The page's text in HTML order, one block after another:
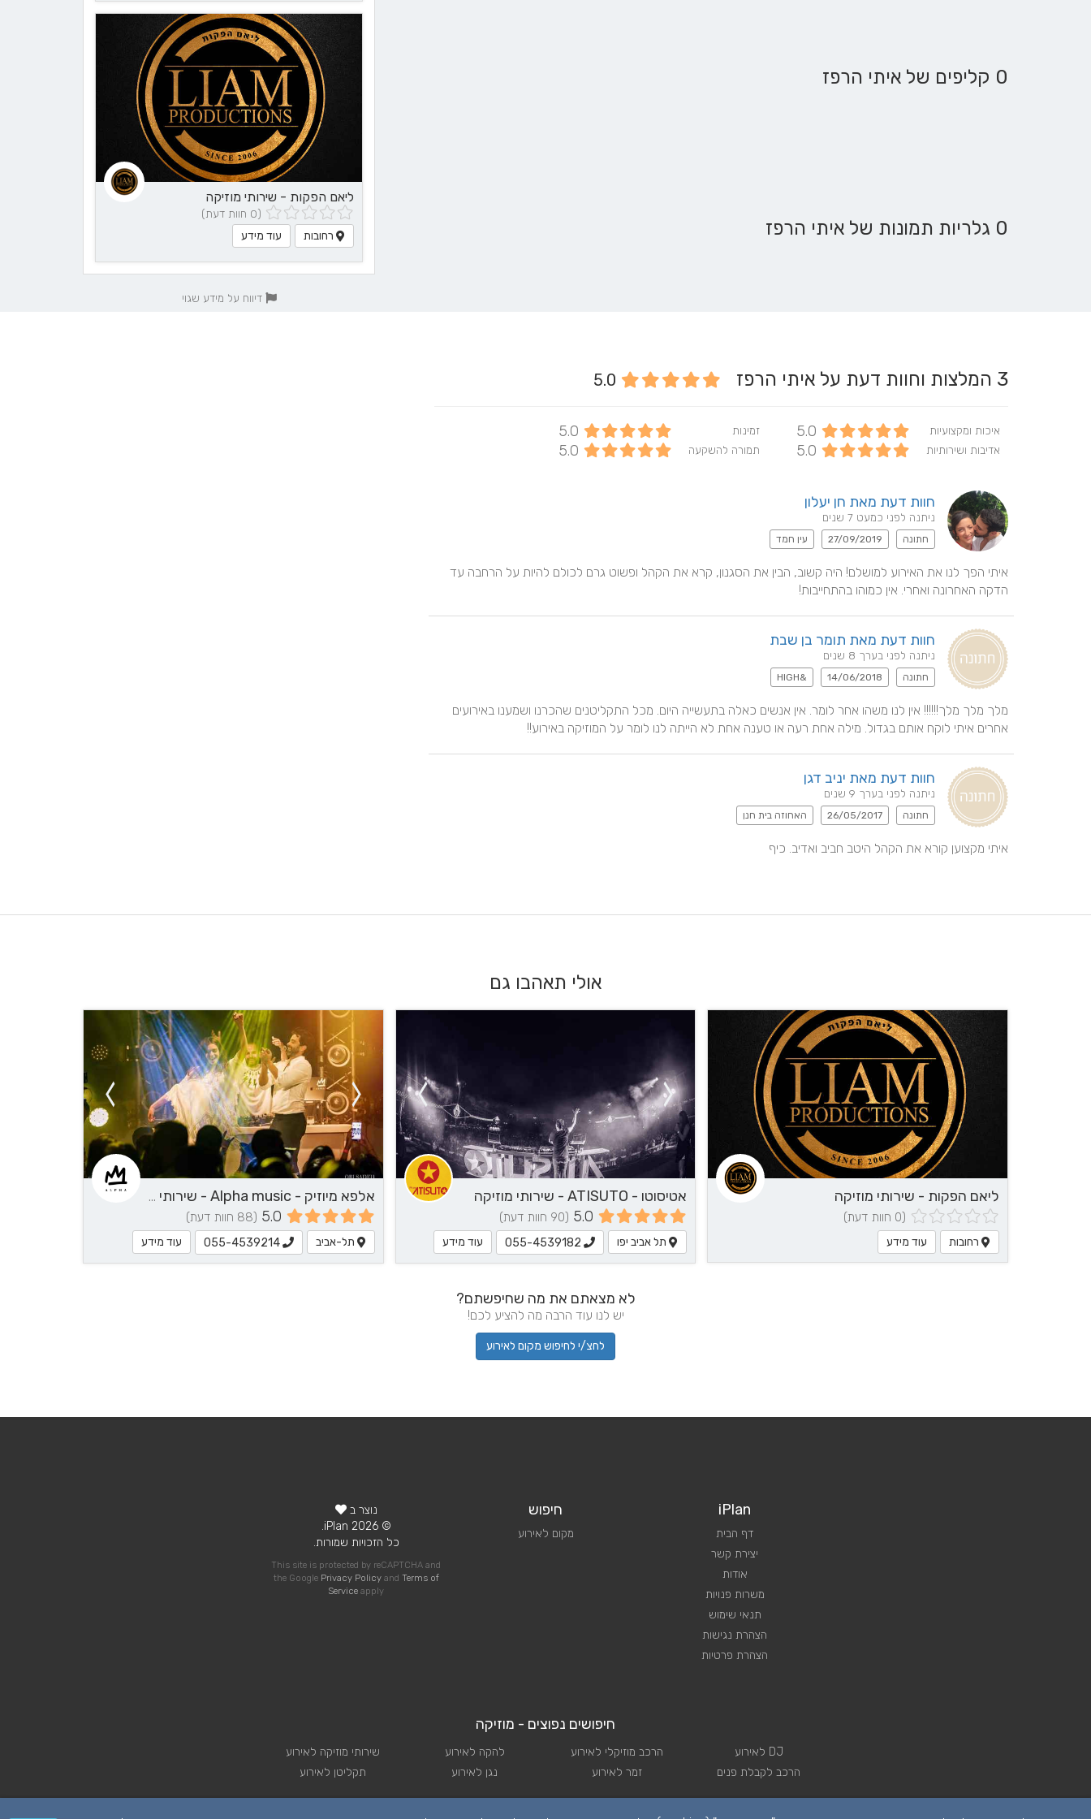
ליאם הפקות - שירותי מוזיקה
(0 חוות דעת)
רחובות עוד מידע
דיווח על מידע שגוי
0 קליפים של איתי הרפז
0 גלריות תמונות של איתי הרפז
3 המלצות וחוות דעת על איתי הרפז 5.0
איכות ומקצועיות 5.0 זמינות 5.0
אדיבות ושירותיות 5.0 תמורה להשקעה 5.0
חוות דעת מאת חן יעלון
ניתנה לפני כמעט 7 שנים
חתונה 27/09/2019 עין חמד
הדקה האחרונה ואחרי. אין כמוהו בהתחייבות!
חוות דעת מאת תומר בן שבת
ניתנה לפני בערך 8 שנים
חתונה 14/06/2018
&HIGH
אחרים איתי לוקח אותם בגדול. מילה אחת רעה או טענה אחת לא הייתה לנו לומר על המוזיקה באירוע!!
חוות דעת מאת יניב דגן
ניתנה לפני בערך 9 שנים
חתונה 26/05/2017 האחוזה בית חנן
איתי מקצוען קורא את הקהל היטב חביב ואדיב. כיף
אולי תאהבו גם
ליאם הפקות - שירותי מוזיקה
(0 חוות דעת)
רחובות עוד מידע
אטיסוטו - ATISUTO - שירותי מוזיקה
5.0 (90 חוות דעת)
תל אביב יפו 055-4539182 עוד מידע
אלפא מיוזיק - Alpha music - שירותי מוזיקה
5.0 (88 חוות דעת)
תל-אביב 055-4539214 עוד מידע
לא מצאתם את מה שחיפשתם?
יש לנו עוד הרבה מה להציע לכם!
לחצ/י לחיפוש מקום לאירוע
iPlan
דף הבית
יצירת קשר
אודות
משרות פנויות
תנאי שימוש
הצהרת נגישות
הצהרת פרטיות
חיפוש
מקום לאירוע
נוצר ב
© 2026 iPlan.
כל הזכויות שמורות.
This site is protected by reCAPTCHA and
the Google Privacy Policyand Terms of
Service apply
חיפושים נפוצים - מוזיקה
DJ לאירוע
הרכב לקבלת פנים
הרכב מוזיקלי לאירוע
זמר לאירוע
להקה לאירוע
נגן לאירוע
שירותי מוזיקה לאירוע
תקליטן לאירוע